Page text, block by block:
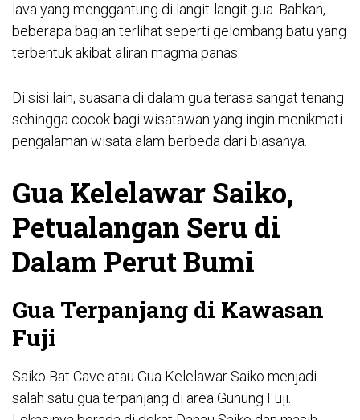
lava yang menggantung di langit-langit gua. Bahkan,
beberapa bagian terlihat seperti gelombang batu yang
terbentuk akibat aliran magma panas.
Di sisi lain, suasana di dalam gua terasa sangat tenang
sehingga cocok bagi wisatawan yang ingin menikmati
pengalaman wisata alam berbeda dari biasanya.
Gua Kelelawar Saiko,
Petualangan Seru di
Dalam Perut Bumi
Gua Terpanjang di Kawasan
Fuji
Saiko Bat Cave atau Gua Kelelawar Saiko menjadi
salah satu gua terpanjang di area Gunung Fuji.